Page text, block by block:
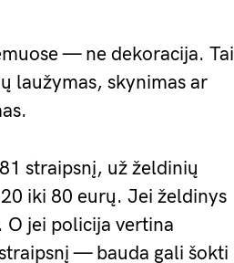
— ne dekoracija. Tai
laužymas, skynimas ar
straipsnį, už želdinių
iki 80 eurų. Jei želdinys
jei policija vertina
— bauda gali šokti